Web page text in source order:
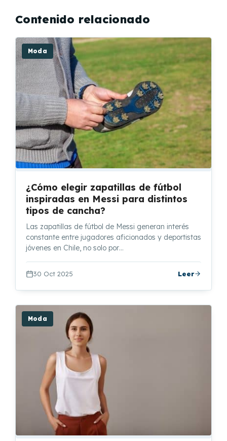
Contenido relacionado
Moda
¿Cómo elegir zapatillas de fútbol
inspiradas en Messi para distintos
tipos de cancha?
Las zapatillas de fútbol de Messi generan interés
constante entre jugadores aficionados y deportistas
jóvenes en Chile, no solo por…
30 Oct 2025 Leer
Moda